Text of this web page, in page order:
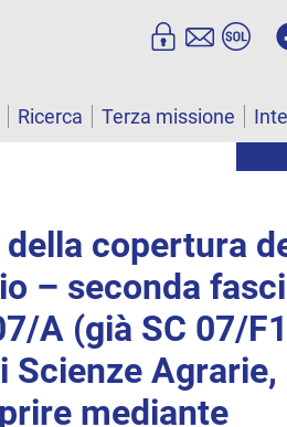
Ricerca Terza missione
copertura
– seconda
A (già SC 07/
Scienze Agrarie,
mediante